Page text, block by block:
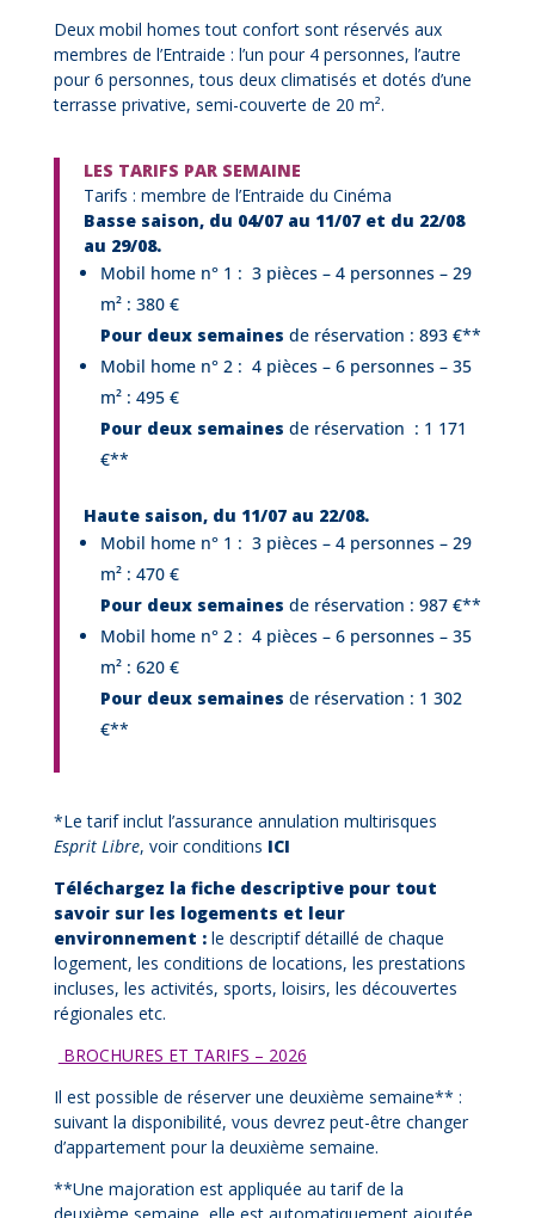
Deux mobil homes tout confort sont réservés aux
membres de l’Entraide : l’un pour 4 personnes, l’autre
pour 6 personnes, tous deux climatisés et dotés d’une
terrasse privative, semi-couverte de 20 m².
LES TARIFS PAR SEMAINE
Tarifs : membre de l’Entraide du Cinéma
Basse saison, du 04/07 au 11/07 et du 22/08
au 29/08.
Mobil home n° 1 : 3 pièces – 4 personnes – 29
m² : 380 €
Pour deux semaines de réservation : 893 €**
Mobil home n° 2 : 4 pièces – 6 personnes – 35
m²: 495 €
Pour deux semaines de réservation : 1 171
€**
Haute saison, du 11/07 au 22/08.
Mobil home n° 1 : 3 pièces – 4 personnes – 29
m²: 470 €
Pour deux semaines de réservation : 987 €**
Mobil home n° 2 : 4 pièces – 6 personnes – 35
m² : 620 €
Pour deux semaines de réservation : 1 302
€**
*Le tarif inclut l’assurance annulation multirisques
Esprit Libre, voir conditions ICI
Téléchargez la fiche descriptive pour tout
savoir sur les logements et leur
environnement :le descriptif détaillé de chaque
logement, les conditions de locations, les prestations
incluses, les activités, sports, loisirs, les découvertes
régionales etc.
BROCHURES ET TARIFS – 2026
Il est possible de réserver une deuxième semaine** :
suivant la disponibilité, vous devrez peut-être changer
d’appartement pour la deuxième semaine.
**Une majoration est appliquée au tarif de la